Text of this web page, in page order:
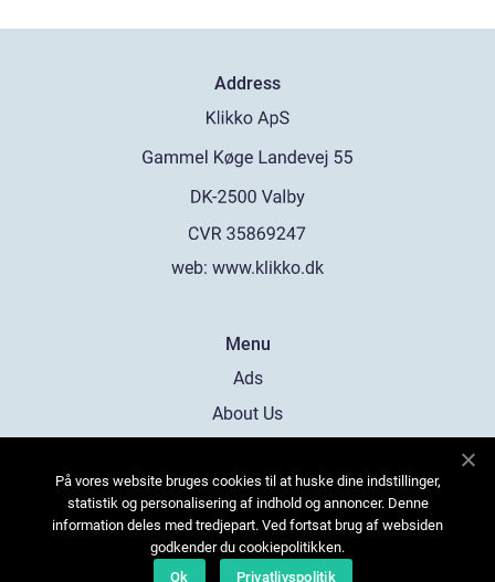
Address
web: www.klikko.dk
Menu
Ads
About Us
Contact
Sitemap
På vores website bruges cookies til at huske dine indstillinger,
statistik og personalisering af indhold og annoncer. Denne
information deles med tredjepart. Ved fortsat brug af websiden
godkender du cookiepolitikken.
Ok
Privatlivspolitik